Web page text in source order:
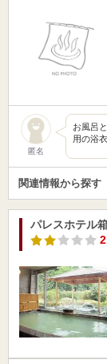
匿名
お風呂
用の浴
関連情報から探す
パレスホテル